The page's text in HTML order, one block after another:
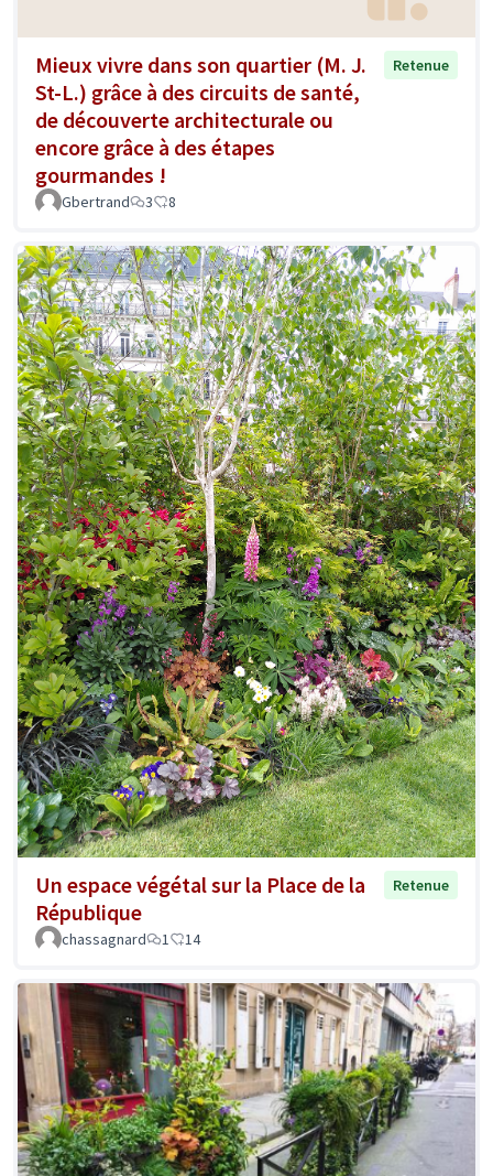
Mieux vivre dans son quartier (M. J.
St-L.) grâce à des circuits de santé,
de découverte architecturale ou
encore grâce à des étapes
gourmandes !
Retenue
Gbertrand 3 8
Un espace végétal sur la Place de la
République
Retenue
chassagnard 1 14